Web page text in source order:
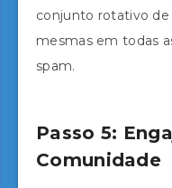
conjunto rotativo de
mesmas em todas
spam.
Passo 5:
Comunidade